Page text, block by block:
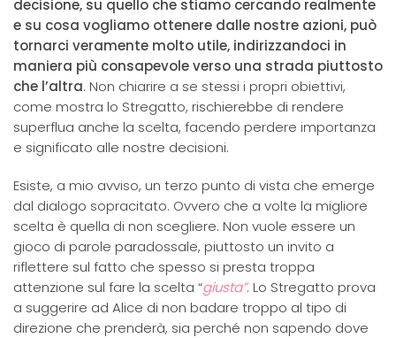
decisione, su quello che stiamo cercando realmente
e su cosa vogliamo ottenere dalle nostre azioni, può
tornarci veramente molto utile, indirizzandoci in
maniera più consapevole verso una strada piuttosto
che l’altra. Non chiarire a se stessi i propri obiettivi,
come mostra lo Stregatto, rischierebbe di rendere
superflua anche la scelta, facendo perdere importanza
e significato alle nostre decisioni.
Esiste, a mio avviso, un terzo punto di vista che emerge
dal dialogo sopracitato. Ovvero che a volte la migliore
scelta è quella di non scegliere. Non vuole essere un
gioco di parole paradossale, piuttosto un invito a
riflettere sul fatto che spesso si presta troppa
attenzione sul fare la scelta “giusta”. Lo Stregatto prova
a suggerire ad Alice di non badare troppo al tipo di
direzione che prenderà, sia perché non sapendo dove